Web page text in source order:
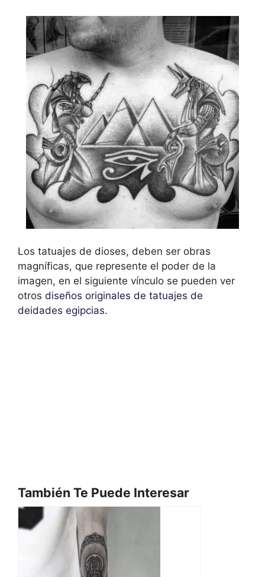
Los tatuajes de dioses, deben ser obras
magníficas, que represente el poder de la
imagen, en el siguiente vínculo se pueden ver
otros diseños originales de tatuajes de
deidades egipcias.
También Te Puede Interesar